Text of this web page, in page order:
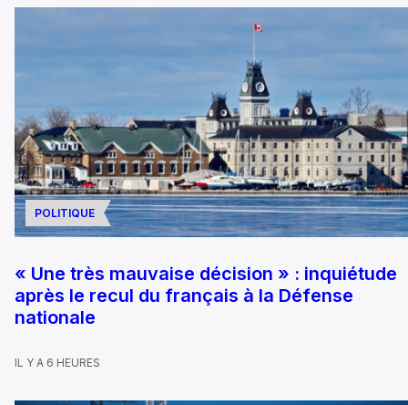
POLITIQUE
« Une très mauvaise décision » : inquiétude
après le recul du français à la Défense
nationale
IL Y A 6 HEURES